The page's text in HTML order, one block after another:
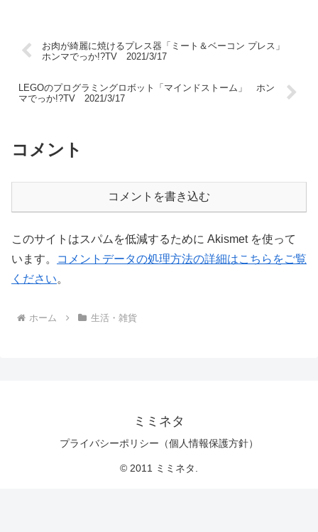
お肉が綺麗に焼けるプレス器「ミート＆ベーコン プレス」
ホンマでっか!?TV 2021/3/17
LEGOのプログラミングロボット「マインドストーム」 ホン
マでっか!?TV 2021/3/17
コメント
コメントを書き込む
このサイトはスパムを低減するために Akismet を使って
います。
コメントデータの処理方法の詳細はこちらをご覧
ください。
ホーム 生活・雑貨
ミミネタ
プライバシーポリシー（個人情報保護方針）
© 2011 ミミネタ.